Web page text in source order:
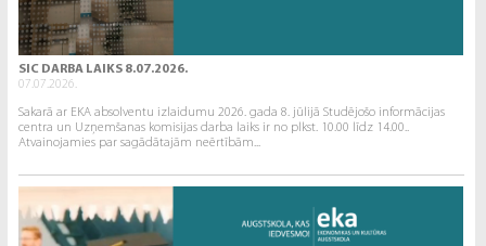
SIC DARBA LAIKS 8.07.2026.
07.07.2026.
Sakarā ar EKA absolventu izlaidumu 2026. gada 8. jūlijā Studējošo informācijas
centra un Uzņemšanas komisijas darba laiks ir no plkst. 10.00 līdz 14.00..
Atvainojamies par sagādātajām neērtībām...